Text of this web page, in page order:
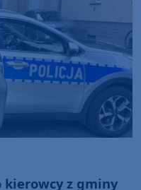
kierowcy z gminy